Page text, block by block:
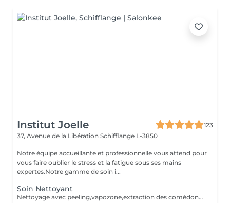
Institut Joelle
123
37, Avenue de la Libération Schifflange L-3850
Notre équipe accueillante et professionnelle vous attend pour
vous faire oublier le stress et la fatigue sous ses mains
expertes.Notre gamme de soin i...
Soin Nettoyant
Nettoyage avec peeling,vapozone,extraction des comédons et masque